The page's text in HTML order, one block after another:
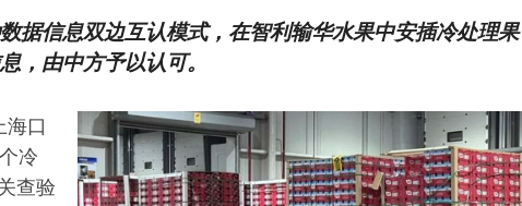
据信息双边互认模式，在智利输华水果中安插冷处理果
，由中方予以认可。
海口
冷
查验